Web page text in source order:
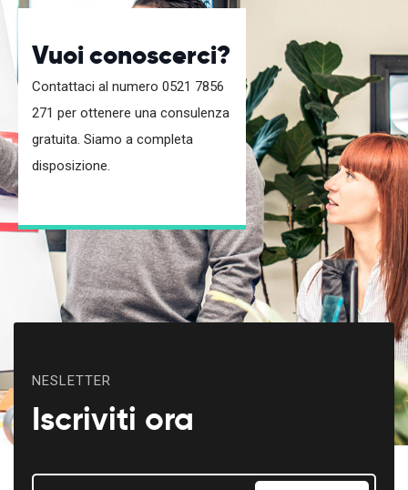
Vuoi conoscerci?
Contattaci al numero 0521 7856
271 per ottenere una consulenza
gratuita. Siamo a completa
disposizione.
NESLETTER
Iscriviti ora